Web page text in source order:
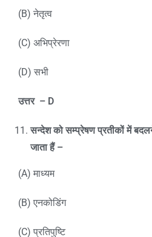
(B) नेतृत्व
(C) अभिप्रेरणा
(D) सभी
उत्तर– D
सन्देश को सम्प्रेषण प्रतीकों में
जाता हैं –
(A) माध्यम
(B) एनकोडिंग
(C) प्रतिपुष्टि